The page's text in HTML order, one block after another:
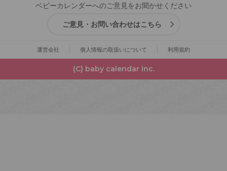
ベビーカレンダーへのご意見をお聞かせください
ご意見・お問い合わせはこちら
運営会社 個人情報の取扱いについて 利用規約
(C) baby calendar Inc.